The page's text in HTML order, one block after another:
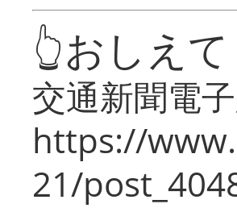
👆おしえ
交通新聞電
https://
21/